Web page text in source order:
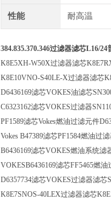
性能 耐高温
384.835.370.346过滤器滤芯L16/24
K8E5XH-W50X过滤器滤芯
K8E10VNO-S40LE-X过滤器滤芯
D6436169滤芯VOKES油滤芯
C6323162滤芯VOKES过滤器
PF1589滤芯Vokes燃油过滤元件
Vokes B47389滤芯PF1584燃油过
B6436169滤芯VOKES燃油系统滤
VOKESB6436169滤芯FF5465燃油
D6357734滤芯VOKES过滤器滤芯
K8E7SNOS-40LEX过滤器滤芯